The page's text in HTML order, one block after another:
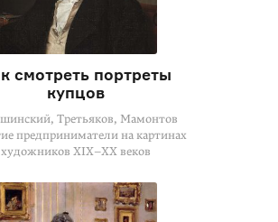
смотреть портреты
купцов
Третьяков, Мамонтов
предприниматели на картинах
художников XIX–XXвеков